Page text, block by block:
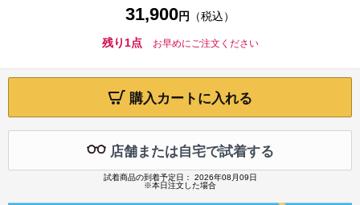
31,900円 （税込）
残り1点 お早めにご注文ください
購入カートに入れる
店舗または自宅で試着する
試着商品の到着予定日： 2026年08月09日
※本日注文した場合